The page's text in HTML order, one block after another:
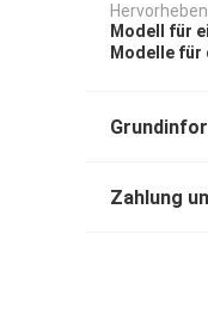
Modell für
Modelle
Zahlung